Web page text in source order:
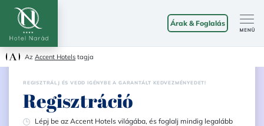
Az Accent Hotels tagja
Árak & Foglalás
REGISZTRÁLJ ÉS VEDD IGÉNYBE A GARANTÁLT KEDVEZMÉNYEDET!
Regisztráció
Lépj be az Accent Hotels világába, és foglalj mindig legalább